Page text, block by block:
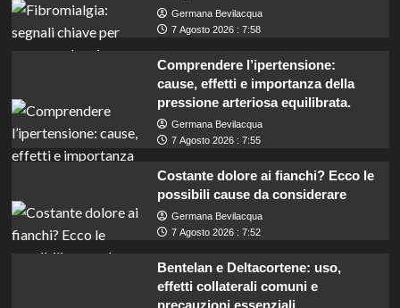
Germana Bevilacqua
7 Agosto 2026 : 7:58
Comprendere l’ipertensione:
cause, effetti e importanza della
pressione arteriosa equilibrata.
Germana Bevilacqua
7 Agosto 2026 : 7:55
Costante dolore ai fianchi? Ecco le
possibili cause da considerare
Germana Bevilacqua
7 Agosto 2026 : 7:52
Bentelan e Deltacortene: uso,
effetti collaterali comuni e
precauzioni essenziali